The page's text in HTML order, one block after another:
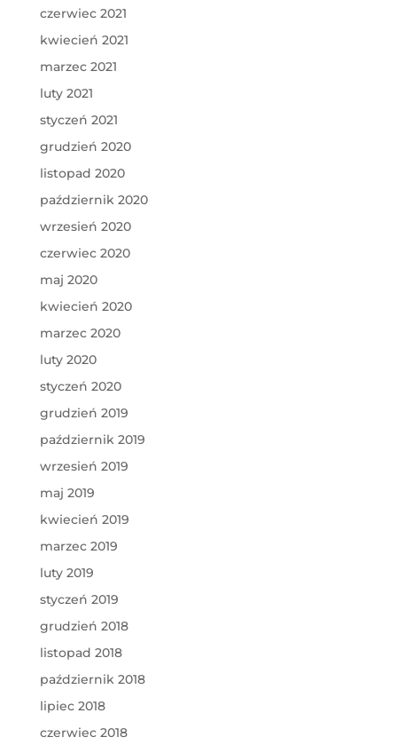
czerwiec 2021
kwiecień 2021
marzec 2021
luty 2021
styczeń 2021
grudzień 2020
listopad 2020
październik 2020
wrzesień 2020
czerwiec 2020
maj 2020
kwiecień 2020
marzec 2020
luty 2020
styczeń 2020
grudzień 2019
październik 2019
wrzesień 2019
maj 2019
kwiecień 2019
marzec 2019
luty 2019
styczeń 2019
grudzień 2018
listopad 2018
październik 2018
lipiec 2018
czerwiec 2018